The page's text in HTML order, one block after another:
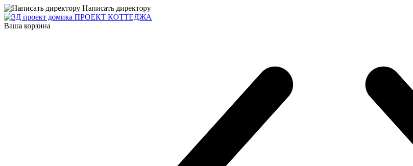
Написать директору
ПРОЕКТ КОТТЕДЖА
Ваша корзина